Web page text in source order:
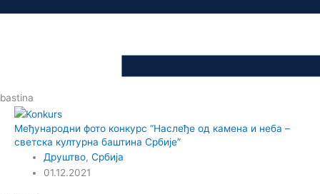
bastina
Међународни фото конкурс “Наслеђе од камена и неба –
светска културна баштина Србије”
Друштво,Србија
01.12.2021